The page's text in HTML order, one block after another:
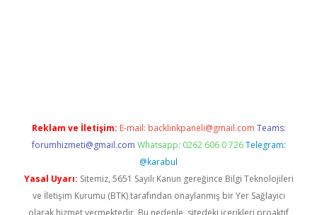
Reklam ve İletişim: E-mail: backlinkpaneli@gmail.com Teams:
forumhizmeti@gmail.com Whatsapp: 0262 606 0 726 Telegram:
@karabul
Yasal Uyarı: Sitemiz, 5651 Sayılı Kanun gereğince Bilgi Teknolojileri
ve İletişim Kurumu (BTK) tarafından onaylanmış bir Yer Sağlayıcı
olarak hizmet vermektedir. Bu nedenle, sitedeki içerikleri proaktif